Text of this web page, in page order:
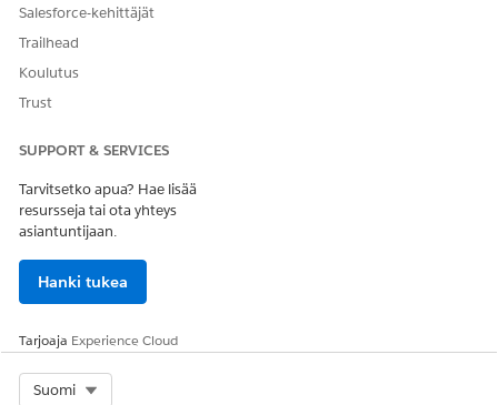
Lisätietoja Omnistudio sObject -kuvauksista on kohdassa
Omnistudio sObject Descriptions
Salesforce-kehittäjät
Trailhead
Koulutus
Trust
SUPPORT & SERVICES
Tarvitsetko apua? Hae lisää
resursseja tai ota yhteys
asiantuntijaan.
Hanki tukea
Tarjoaja Experience Cloud
Suomi